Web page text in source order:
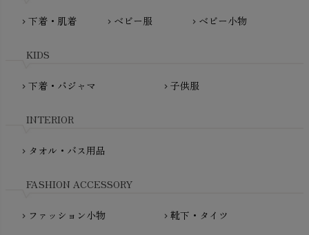
PeopleTree（ピープルツリー）
PRISTINE（プリスティン）
fromF（フロムエフ）
mini rodini（ミニロディーニ）
My Little Cozmo（マイリトルコズモ）
NewNative（ニューネイティブ）
chevron_right 下着・肌着 chevron_right ベビー服 chevron_right ベビー小物
KIDS
chevron_right 下着・パジャマ chevron_right 子供服
INTERIOR
chevron_right タオル・バス用品
FASHION ACCESSORY
chevron_right ファッション小物 chevron_right 靴下・タイツ